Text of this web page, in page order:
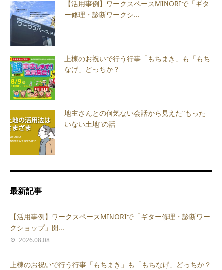
【活用事例】ワークスペースMINORIで「ギタ
ー修理・診断ワークシ...
上棟のお祝いで行う行事「もちまき」も「もち
なげ」どっちか？
地主さんとの何気ない会話から見えた“もった
いない土地”の話
最新記事
【活用事例】ワークスペースMINORIで「ギター修理・診断ワー
クショップ」開...
2026.08.08
上棟のお祝いで行う行事「もちまき」も「もちなげ」どっちか？